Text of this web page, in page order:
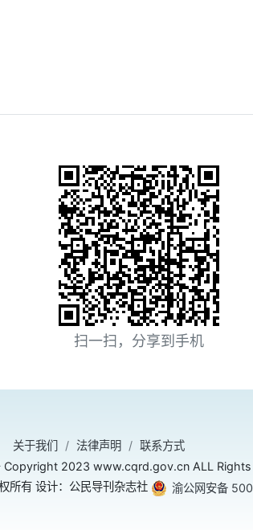
扫一扫，分享到手机
关于我们 法律声明
联系方式
Copyright 2023 www.cqrd.gov.cn ALL Rights
所有 设计：公民导刊杂志社
渝公网安备